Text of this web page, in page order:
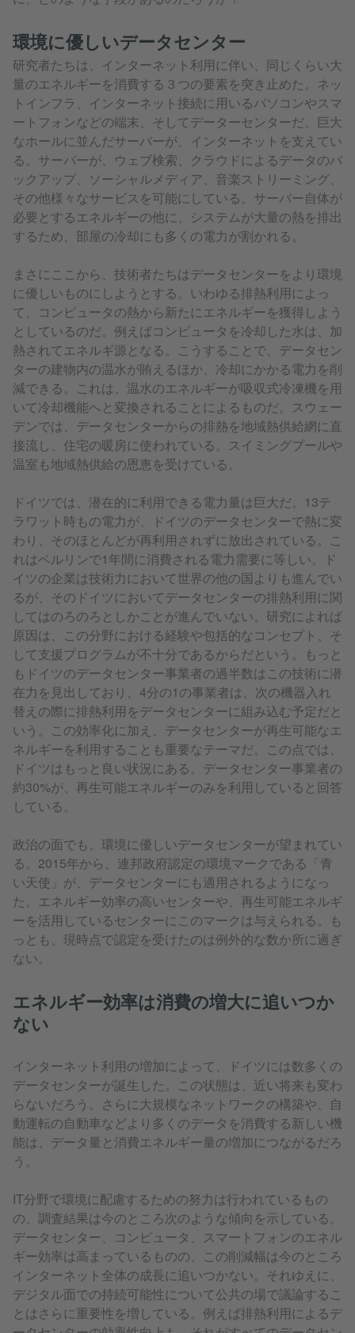
環境に優しいデータセンター
研究者たちは、インターネット利用に伴い、同じくらい大
量のエネルギーを消費する３つの要素を突き止めた。ネッ
トインフラ、インターネット接続に用いるパソコンやスマ
ートフォンなどの端末、そしてデーターセンターだ。巨大
なホールに並んだサーバーが、インターネットを支えてい
る。サーバーが、ウェブ検索、クラウドによるデータのバ
ックアップ、ソーシャルメディア、音楽ストリーミング、
その他様々なサービスを可能にしている。サーバー自体が
必要とするエネルギーの他に、システムが大量の熱を排出
するため、部屋の冷却にも多くの電力が割かれる。
まさにここから、技術者たちはデータセンターをより環境
に優しいものにしようとする。いわゆる排熱利用によっ
て、コンピュータの熱から新たにエネルギーを獲得しよう
としているのだ。例えばコンピュータを冷却した水は、加
熱されてエネルギ源となる。こうすることで、データセン
ターの建物内の温水が賄えるほか、冷却にかかる電力を削
減できる。これは、温水のエネルギーが吸収式冷凍機を用
いて冷却機能へと変換されることによるものだ。スウェー
デンでは、データセンターからの排熱を地域熱供給網に直
接流し、住宅の暖房に使われている。スイミングプールや
温室も地域熱供給の恩恵を受けている。
ドイツでは、潜在的に利用できる電力量は巨大だ。13テ
ラワット時もの電力が、ドイツのデータセンターで熱に変
わり、そのほとんどが再利用されずに放出されている。こ
れはベルリンで1年間に消費される電力需要に等しい。ド
イツの企業は技術力において世界の他の国よりも進んでい
るが、そのドイツにおいてデータセンターの排熱利用に関
してはのろのろとしかことが進んでいない。研究によれば
原因は、この分野における経験や包括的なコンセプト、そ
して支援プログラムが不十分であるからだという。もっと
もドイツのデータセンター事業者の過半数はこの技術に潜
在力を見出しており、4分の1の事業者は、次の機器入れ
替えの際に排熱利用をデータセンターに組み込む予定だと
いう。この効率化に加え、データセンターが再生可能なエ
ネルギーを利用することも重要なテーマだ。この点では、
ドイツはもっと良い状況にある。データセンター事業者の
約30%が、再生可能エネルギーのみを利用していると回答
している。
政治の面でも、環境に優しいデータセンターが望まれてい
る。2015年から、連邦政府認定の環境マークである「青
い天使」が、データセンターにも適用されるようになっ
た。エネルギー効率の高いセンターや、再生可能エネルギ
ーを活用しているセンターにこのマークは与えられる。も
っとも、現時点で認定を受けたのは例外的な数か所に過ぎ
ない。
エネルギー効率は消費の増大に追いつか
ない
インターネット利用の増加によって、ドイツには数多くの
データセンターが誕生した。この状態は、近い将来も変わ
らないだろう。さらに大規模なネットワークの構築や、自
動運転の自動車などより多くのデータを消費する新しい機
能は、データ量と消費エネルギー量の増加につながるだろ
う。
IT分野で環境に配慮するための努力は行われているもの
の、調査結果は今のところ次のような傾向を示している。
データセンター、コンピュータ、スマートフォンのエネル
ギー効率は高まっているものの、この削減幅は今のところ
インターネット全体の成長に追いつかない。それゆえに、
デジタル面での持続可能性について公共の場で議論するこ
とはさらに重要性を増している。例えば排熱利用によるデ